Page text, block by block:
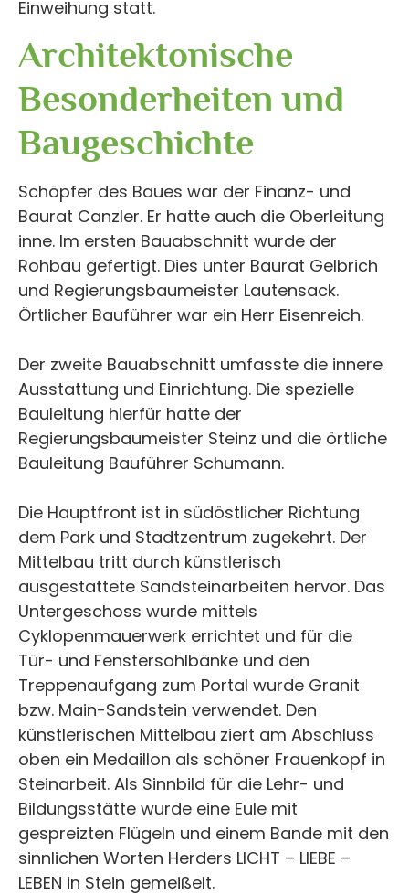
Einweihung statt.
Architektonische
Besonderheiten und
Baugeschichte
Schöpfer des Baues war der Finanz- und
Baurat Canzler. Er hatte auch die Oberleitung
inne. Im ersten Bauabschnitt wurde der
Rohbau gefertigt. Dies unter Baurat Gelbrich
und Regierungsbaumeister Lautensack.
Örtlicher Bauführer war ein Herr Eisenreich.
Der zweite Bauabschnitt umfasste die innere
Ausstattung und Einrichtung. Die spezielle
Bauleitung hierfür hatte der
Regierungsbaumeister Steinz und die örtliche
Bauleitung Bauführer Schumann.
Die Hauptfront ist in südöstlicher Richtung
dem Park und Stadtzentrum zugekehrt. Der
Mittelbau tritt durch künstlerisch
ausgestattete Sandsteinarbeiten hervor. Das
Untergeschoss wurde mittels
Cyklopenmauerwerk errichtet und für die
Tür- und Fenstersohlbänke und den
Treppenaufgang zum Portal wurde Granit
bzw. Main-Sandstein verwendet. Den
künstlerischen Mittelbau ziert am Abschluss
oben ein Medaillon als schöner Frauenkopf in
Steinarbeit. Als Sinnbild für die Lehr- und
Bildungsstätte wurde eine Eule mit
gespreizten Flügeln und einem Bande mit den
sinnlichen Worten Herders LICHT – LIEBE –
LEBEN in Stein gemeißelt.